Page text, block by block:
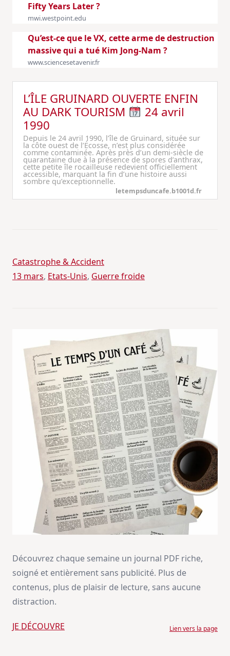
Fifty Years Later ?
mwi.westpoint.edu
Qu’est-ce que le VX, cette arme de destruction
massive qui a tué Kim Jong-Nam ?
www.sciencesetavenir.fr
L’ÎLE GRUINARD OUVERTE ENFIN
AU DARK TOURISM
24 avril
1990
Depuis le 24 avril 1990, l’île de Gruinard, située sur
la côte ouest de l’Écosse, n’est plus considérée
comme contaminée. Après près d’un demi-siècle de
quarantaine due à la présence de spores d’anthrax,
cette petite île rocailleuse redevient officiellement
accessible, marquant la fin d’une histoire aussi
sombre qu’exceptionnelle.
letempsduncafe.b1001d.fr
Catastrophe & Accident
13 mars, Etats-Unis, Guerre froide
Découvrez chaque semaine un journal PDF riche,
soigné et entièrement sans publicité. Plus de
contenus, plus de plaisir de lecture, sans aucune
distraction.
JE DÉCOUVRE Lien vers la page